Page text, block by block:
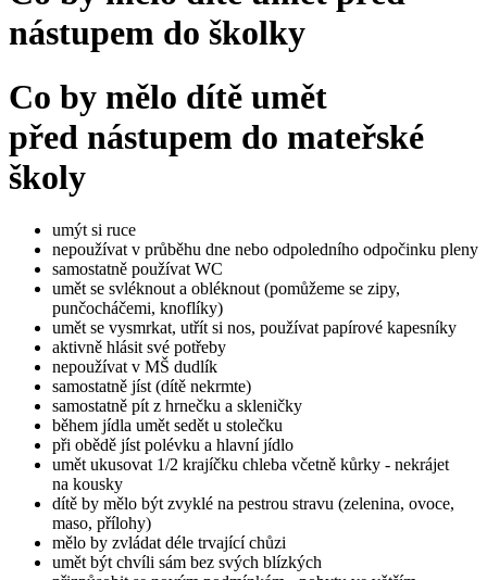
nástupem do školky
Co by mělo dítě umět
před nástupem do mateřské
školy
umýt si ruce
nepoužívat v průběhu dne nebo odpoledního odpočinku pleny
samostatně používat WC
umět se svléknout a obléknout (pomůžeme se zipy,
punčocháčemi, knoflíky)
umět se vysmrkat, utřít si nos, používat papírové kapesníky
aktivně hlásit své potřeby
nepoužívat v MŠ dudlík
samostatně jíst (dítě nekrmte)
samostatně pít z hrnečku a skleničky
během jídla umět sedět u stolečku
při obědě jíst polévku a hlavní jídlo
umět ukusovat 1/2 krajíčku chleba včetně kůrky - nekrájet
na kousky
dítě by mělo být zvyklé na pestrou stravu (zelenina, ovoce,
maso, přílohy)
mělo by zvládat déle trvající chůzi
umět být chvíli sám bez svých blízkých